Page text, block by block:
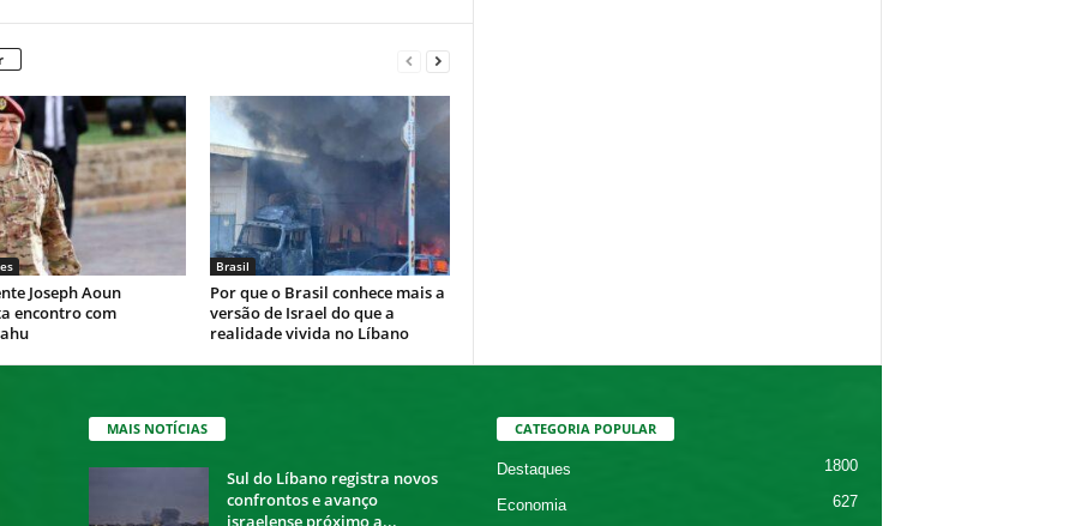
Joseph Aoun
encontro com
Brasil
Por que o Brasil conhece mais a
versão de Israel do que a
realidade vivida no Líbano
MAIS NOTÍCIAS
Sul do Líbano registra novos
confrontos e avanço
israelense próximo a...
CATEGORIA POPULAR
Destaques 1800
Economia 627